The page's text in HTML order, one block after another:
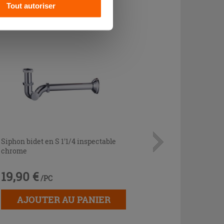
Tout autoriser
Siphon bidet en S 1'1/4 inspectable
chrome
19,90 € /PC
AJOUTER AU PANIER